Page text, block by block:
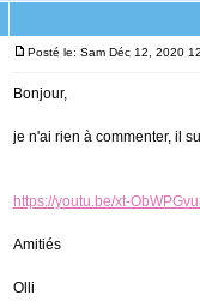
Posté le: Sam Déc 12, 2020
Bonjour,
je n'ai rien à commenter, il
https://youtu.be/xt-
Amitiés
Olli